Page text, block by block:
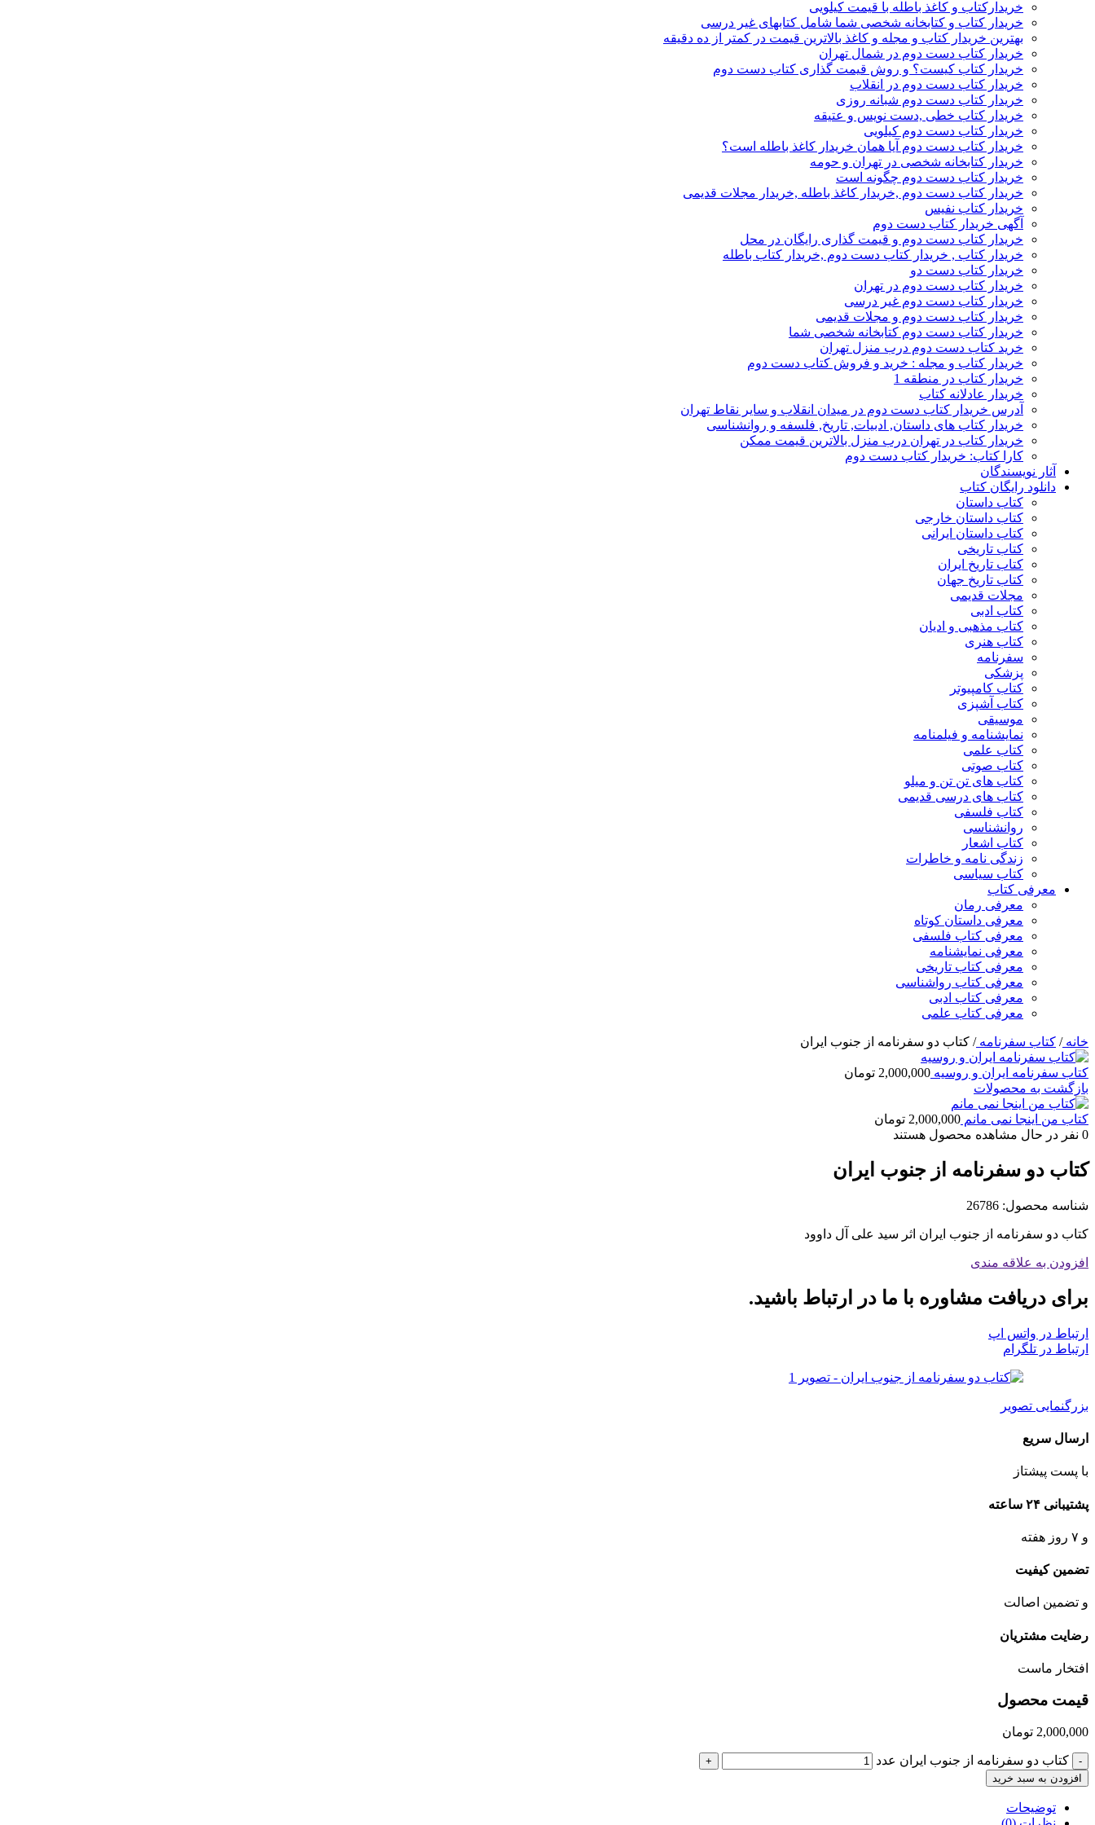
خریدارکتاب و کاغذ باطله با قیمت کیلویی
خریدار کتاب و کتابخانه شخصی شما شامل کتابهای غیر درسی
بهترین خریدار کتاب و مجله و کاغذ بالاترین قیمت در کمتر از ده دقیقه
خریدار کتاب دست دوم در شمال تهران
خریدار کتاب کیست؟ و روش قیمت گذاری کتاب دست دوم
خریدار کتاب دست دوم در انقلاب
خریدار کتاب دست دوم شبانه روزی
خریدار کتاب خطی ,دست نویس و عتیقه
خریدار کتاب دست دوم کیلویی
خریدار کتاب دست دوم آیا همان خریدار کاغذ باطله است؟
خریدار کتابخانه شخصی در تهران و حومه
خریدار کتاب دست دوم چگونه است
خریدار کتاب دست دوم ,خریدار کاغذ باطله ,خریدار مجلات قدیمی
خریدار کتاب نفیس
آگهی خریدار کتاب دست دوم
خریدار کتاب دست دوم و قیمت گذاری رایگان در محل
خریدار کتاب , خریدار کتاب دست دوم ,خریدار کتاب باطله
خریدار کتاب دست دو
خریدار کتاب دست دوم در تهران
خریدار کتاب دست دوم غیر درسی
خریدار کتاب دست دوم و مجلات قدیمی
خریدار کتاب دست دوم کتابخانه شخصی شما
خرید کتاب دست دوم درب منزل تهران
خریدار کتاب و مجله : خرید و فروش کتاب دست دوم
خریدار کتاب در منطقه 1
خریدار عادلانه کتاب
آدرس خریدار کتاب دست دوم در میدان انقلاب و سایر نقاط تهران
خریدار کتاب های داستان, ادبیات, تاریخ, فلسفه و روانشناسی
خریدار کتاب در تهران درب منزل بالاترین قیمت ممکن
کارا کتاب: خریدار کتاب دست دوم
آثار نویسندگان
دانلود رایگان کتاب
کتاب داستان
کتاب داستان خارجی
کتاب داستان ایرانی
کتاب تاریخی
کتاب تاریخ ایران
کتاب تاریخ جهان
مجلات قدیمی
کتاب ادبی
کتاب مذهبی و ادیان
کتاب هنری
سفرنامه
پزشکی
کتاب کامپیوتر
کتاب آشپزی
موسیقی
نمایشنامه و فیلمنامه
کتاب علمی
کتاب صوتی
کتاب های تن تن و میلو
کتاب های درسی قدیمی
کتاب فلسفی
روانشناسی
کتاب اشعار
زندگی نامه و خاطرات
کتاب سیاسی
معرفی کتاب
معرفی رمان
معرفی داستان کوتاه
معرفی کتاب فلسفی
معرفی نمایشنامه
معرفی کتاب تاریخی
معرفی کتاب رواشناسی
معرفی کتاب ادبی
معرفی کتاب علمی
خانه/ کتاب سفرنامه/ کتاب دو سفرنامه از جنوب ایران
کتاب سفرنامه ایران و روسیه 2,000,000 تومان
بازگشت به محصولات
کتاب من اینجا نمی مانم 2,000,000 تومان
0 نفر در حال مشاهده محصول هستند
کتاب دو سفرنامه از جنوب ایران
شناسه محصول: 26786
کتاب دو سفرنامه از جنوب ایران اثر سید علی آل داوود
افزودن به علاقه مندی
برای دریافت مشاوره با ما در ارتباط باشید.
ارتباط در واتس اپ
ارتباط در تلگرام
بزرگنمایی تصویر
ارسال سریع
با پست پیشتاز
پشتیبانی ۲۴ ساعته
و ۷ روز هفته
تضمین کیفیت
و تضمین اصالت
رضایت مشتریان
افتخار ماست
قیمت محصول
2,000,000 تومان
- کتاب دو سفرنامه از جنوب ایران عدد
+
افزودن به سبد خرید
توضیحات